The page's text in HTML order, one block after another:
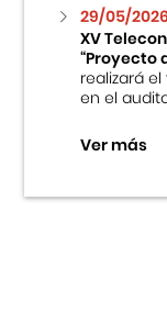
29/05/
XV
“Proyecto
realizará el
en el
Ver más